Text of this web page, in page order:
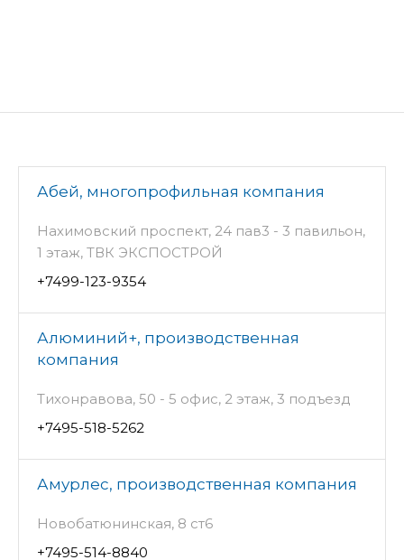
Абей, многопрофильная компания
Нахимовский проспект, 24 пав3 - 3 павильон,
1 этаж, ТВК ЭКСПОСТРОЙ
+7499-123-9354
Алюминий+, производственная
компания
Тихонравова, 50 - 5 офис, 2 этаж, 3 подъезд
+7495-518-5262
Амурлес, производственная компания
Новобатюнинская, 8 ст6
+7495-514-8840